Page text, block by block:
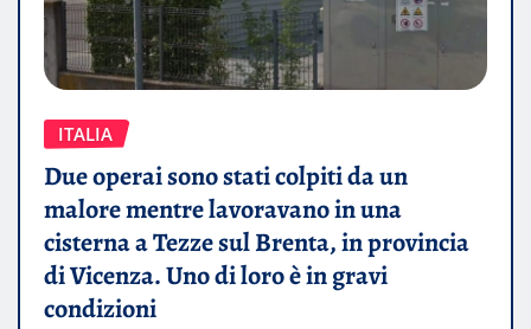
ITALIA
Due operai sono stati colpiti da un
malore mentre lavoravano in una
cisterna a Tezze sul Brenta, in provincia
di Vicenza. Uno di loro è in gravi
condizioni